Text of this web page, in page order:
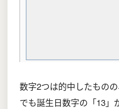
数字2つは的中したもの
でも誕生日数字の「13」